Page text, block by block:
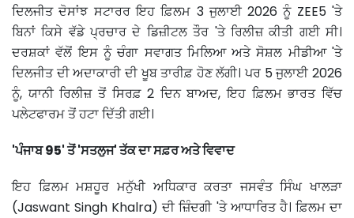
ਦਿਲਜੀਤ ਦੋਸਾਂਝ ਸਟਾਰਰ ਇਹ ਫ਼ਿਲਮ 3 ਜੁਲਾਈ 2026 ਨੂੰ ZEE5 'ਤੇ
ਬਿਨਾਂ ਕਿਸੇ ਵੱਡੇ ਪ੍ਰਚਾਰ ਦੇ ਡਿਜ਼ੀਟਲ ਤੌਰ 'ਤੇ ਰਿਲੀਜ਼ ਕੀਤੀ ਗਈ ਸੀ।
ਦਰਸ਼ਕਾਂ ਵੱਲੋਂ ਇਸ ਨੂੰ ਚੰਗਾ ਸਵਾਗਤ ਮਿਲਿਆ ਅਤੇ ਸੋਸ਼ਲ ਮੀਡੀਆ 'ਤੇ
ਦਿਲਜੀਤ ਦੀ ਅਦਾਕਾਰੀ ਦੀ ਖੂਬ ਤਾਰੀਫ਼ ਹੋਣ ਲੱਗੀ। ਪਰ 5 ਜੁਲਾਈ 2026
ਨੂੰ, ਯਾਨੀ ਰਿਲੀਜ਼ ਤੋਂ ਸਿਰਫ਼ 2 ਦਿਨ ਬਾਅਦ, ਇਹ ਫ਼ਿਲਮ ਭਾਰਤ ਵਿੱਚ
ਪਲੇਟਫਾਰਮ ਤੋਂ ਹਟਾ ਦਿੱਤੀ ਗਈ।
'ਪੰਜਾਬ 95' ਤੋਂ 'ਸਤਲੁਜ' ਤੱਕ ਦਾ ਸਫ਼ਰ ਅਤੇ ਵਿਵਾਦ
ਇਹ ਫ਼ਿਲਮ ਮਸ਼ਹੂਰ ਮਨੁੱਖੀ ਅਧਿਕਾਰ ਕਰਤਾ ਜਸਵੰਤ ਸਿੰਘ ਖਾਲੜਾ
(Jaswant Singh Khalra) ਦੀ ਜ਼ਿੰਦਗੀ 'ਤੇ ਆਧਾਰਿਤ ਹੈ। ਫ਼ਿਲਮ ਦਾ